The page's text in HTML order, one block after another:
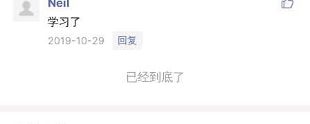
学习了
2019-10-29 回复
已经到底了